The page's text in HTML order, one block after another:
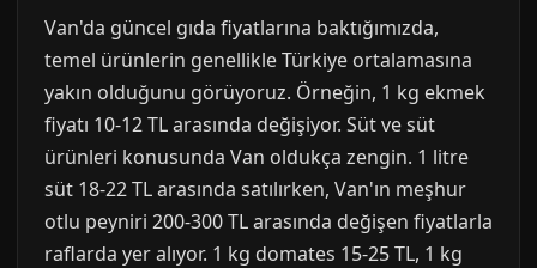
Van'da güncel gıda fiyatlarına baktığımızda,
temel ürünlerin genellikle Türkiye ortalamasına
yakın olduğunu görüyoruz. Örneğin, 1 kg ekmek
fiyatı 10-12 TL arasında değişiyor. Süt ve süt
ürünleri konusunda Van oldukça zengin. 1 litre
süt 18-22 TL arasında satılırken, Van'ın meşhur
otlu peyniri 200-300 TL arasında değişen fiyatlarla
raflarda yer alıyor. 1 kg domates 15-25 TL, 1 kg